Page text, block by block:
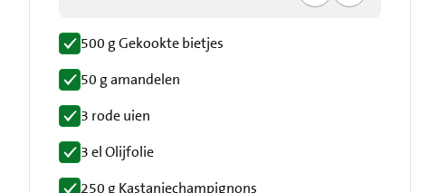
500 g Gekookte bietjes
50 g amandelen
3 rode uien
3 el Olijfolie
250 g Kastanjechampignons